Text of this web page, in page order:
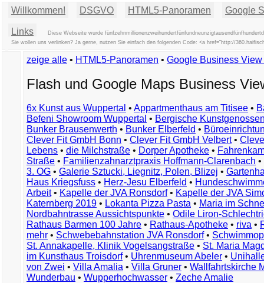
Willkommen! DSGVO HTML5-Panoramen Google
Links
Diese Webseite wurde
Sie wollen uns verlinken? Ja gerne, nutzen Sie einfach den folgenden Code: <a href="http://
zeige alle • HTML5-Panoramen • Google Business
Flash und Google Maps Business
6x Kunst aus Wuppertal • Appartmenthaus am Titisee •
Befeni Showroom Wuppertal • Bergische
Bunker Brausenwerth • Bunker Elberfeld •
Clever Fit GmbH Bonn • Clever Fit GmbH Velbert•
Lebens • die Milchstraße • Dorper Apotheke •
Straße • Familienzahnarztpraxis Hoffmann-Clarenbach •
3. OG • Galerie Sztucki, Liegnitz, Polen, Blizej •
Haus Kriegsfuss • Herz-Jesu Elberfeld •
Arbeit• Kapelle der JVA Ronsdorf• Kapelle der JVA
Katernberg 2019 • Lokanta Pizza Pasta • Maria im
Nordbahntrasse Aussichtspunkte • Odile Liron-
Rathaus Barmen 100 Jahre • Rathaus-Apotheke • riva •
mehr • Schwebebahnstation JVA Ronsdorf•
St. Annakapelle, Klinik Vogelsangstraße • St. Maria
im Kunsthaus Troisdorf• Uhrenmuseum Abeler •
von Zwei • Villa Amalia • Villa Gruner • Wallfahrtskirche
Wunderbau • Wupperhochwasser • Zeche Amalie